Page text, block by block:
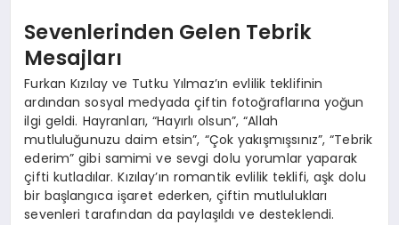
Sevenlerinden Gelen Tebrik
Mesajları
Furkan Kızılay ve Tutku Yılmaz’ın evlilik teklifinin
ardından sosyal medyada çiftin fotoğraflarına yoğun
ilgi geldi. Hayranları, “Hayırlı olsun”, “Allah
mutluluğunuzu daim etsin”, “Çok yakışmışsınız”, “Tebrik
ederim” gibi samimi ve sevgi dolu yorumlar yaparak
çifti kutladılar. Kızılay’ın romantik evlilik teklifi, aşk dolu
bir başlangıca işaret ederken, çiftin mutlulukları
sevenleri tarafından da paylaşıldı ve desteklendi.